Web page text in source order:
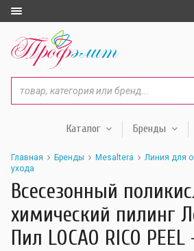
Каталог Бренды
Главная Бренды Mesaltera
Линия для
ухода
Всесезонный
химический пилинг
Пил LOCAO RICO